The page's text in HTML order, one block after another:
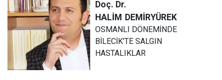
Doç. Dr.
HALİM DEMİRYÜREK
OSMANLI DÖNEMİNDE
BİLECİK'TE SALGIN
HASTALIKLAR